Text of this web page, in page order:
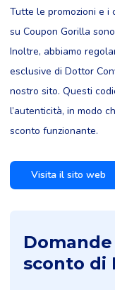
Tutte le promozioni e i
su Coupon Gorilla
Inoltre, abbiamo
esclusive di Dottor
nostro sito. Questi
l’autenticità, in modo
sconto funzionante.
Visita il sito web
sconto di